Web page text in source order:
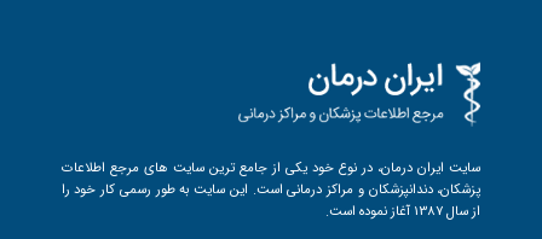
سایت ایران درمان، در نوع خود یکی از جامع ترین سایت های مرجع اطلاعات
پزشکان، دندانپزشکان و مراکز درمانی است. این سایت به طور رسمی کار خود را
از سال 1387 آغاز نموده است.